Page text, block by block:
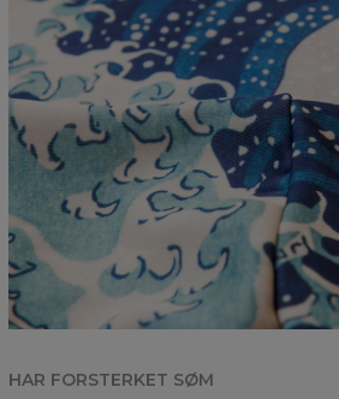
HAR FORSTERKET SØM